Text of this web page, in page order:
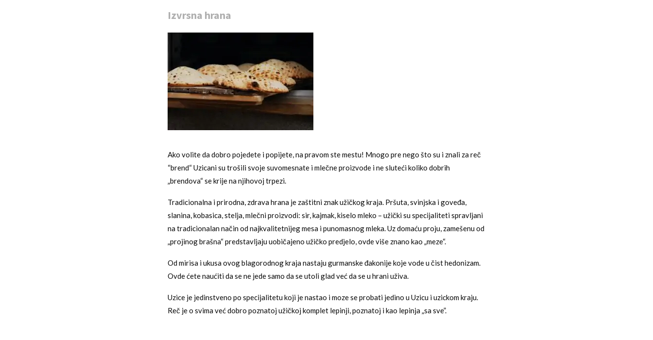
Izvrsna hrana
Ako volite da dobro pojedete i popijete, na pravom ste mestu! Mnogo pre nego što su i znali za reč
“brend“ Uzicani su trošili svoje suvomesnate i mlečne proizvode i ne sluteći koliko dobrih
„brendova“ se krije na njihovoj trpezi.
Tradicionalna i prirodna, zdrava hrana je zaštitni znak užičkog kraja. Pršuta, svinjska i goveđa,
slanina, kobasica, stelja, mlečni proizvodi: sir, kajmak, kiselo mleko – užički su specijaliteti spravljani
na tradicionalan način od najkvalitetnijeg mesa i punomasnog mleka. Uz domaću proju, zamešenu od
„projinog brašna“ predstavljaju uobičajeno užičko predjelo, ovde više znano kao „meze“.
Od mirisa i ukusa ovog blagorodnog kraja nastaju gurmanske đakonije koje vode u čist hedonizam.
Ovde ćete naućiti da se ne jede samo da se utoli glad već da se u hrani uživa.
Uzice je jedinstveno po specijalitetu koji je nastao i moze se probati jedino u Uzicu i uzickom kraju.
Reč je o svima već dobro poznatoj užičkoj komplet lepinji, poznatoj i kao lepinja „sa sve”.